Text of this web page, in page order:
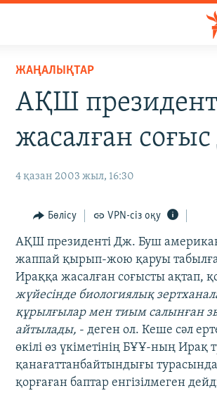
ЖАҢАЛЫҚТАР
АҚШ
жасалған
4 қазан 2003 жыл, 16:30
Бөлісу VPN-сіз оқу
АҚШ президенті Дж. Буш
жаппай қырып-жою қаруы
Ираққа жасалған соғысты ақтап,
жүйесінде биологиялық
құрылғылар мен тиым салынған
айтылады, - деген ол. Кеше сәл
өкілі өз үкіметінің БҰҰ-ның
қанағаттанбайтындығы
қорғаған баптар енгізілмеген